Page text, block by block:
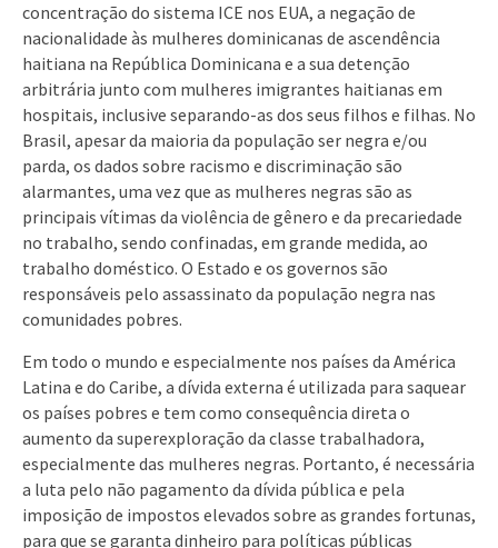
concentração do sistema ICE nos EUA, a negação de
nacionalidade às mulheres dominicanas de ascendência
haitiana na República Dominicana e a sua detenção
arbitrária junto com mulheres imigrantes haitianas em
hospitais, inclusive separando-as dos seus filhos e filhas. No
Brasil, apesar da maioria da população ser negra e/ou
parda, os dados sobre racismo e discriminação são
alarmantes, uma vez que as mulheres negras são as
principais vítimas da violência de gênero e da precariedade
no trabalho, sendo confinadas, em grande medida, ao
trabalho doméstico. O Estado e os governos são
responsáveis pelo assassinato da população negra nas
comunidades pobres.
Em todo o mundo e especialmente nos países da América
Latina e do Caribe, a dívida externa é utilizada para saquear
os países pobres e tem como consequência direta o
aumento da superexploração da classe trabalhadora,
especialmente das mulheres negras. Portanto, é necessária
a luta pelo não pagamento da dívida pública e pela
imposição de impostos elevados sobre as grandes fortunas,
para que se garanta dinheiro para políticas públicas